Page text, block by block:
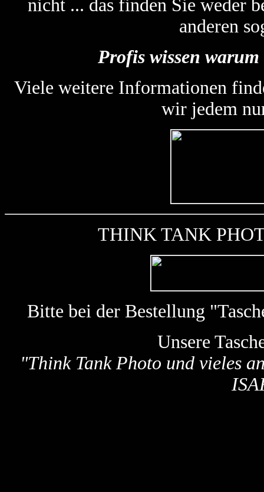
nicht ... das finden Sie weder
anderen
Profis wissen
Viele weitere Informationen
wir jedem
THINK TANK
Bitte bei der Bestellung
Unsere
"Think Tank Photo und vieles